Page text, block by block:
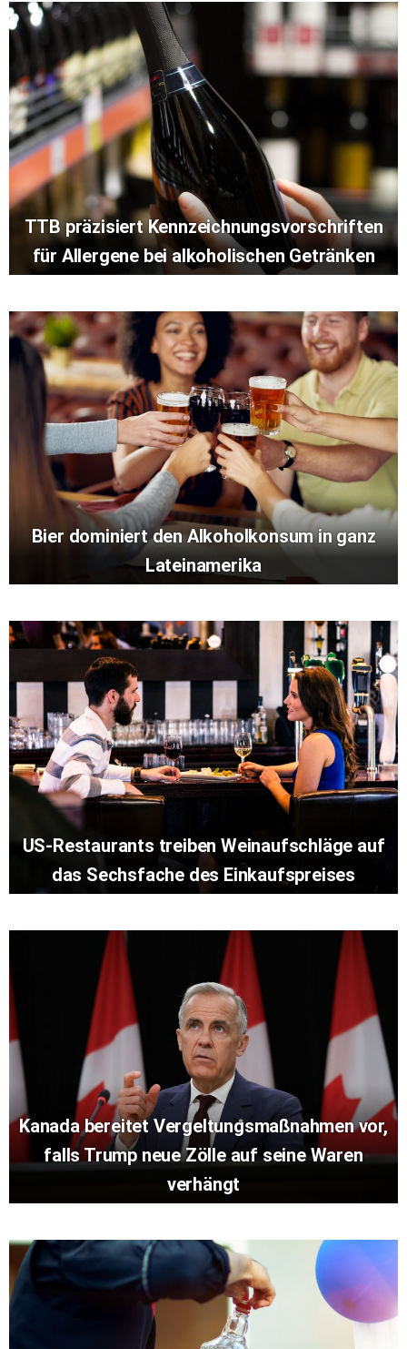
TTB präzisiert Kennzeichnungsvorschriften
für Allergene bei alkoholischen Getränken
Bier dominiert den Alkoholkonsum in ganz
Lateinamerika
US-Restaurants treiben Weinaufschläge auf
das Sechsfache des Einkaufspreises
Kanada bereitet Vergeltungsmaßnahmen vor,
falls Trump neue Zölle auf seine Waren
verhängt